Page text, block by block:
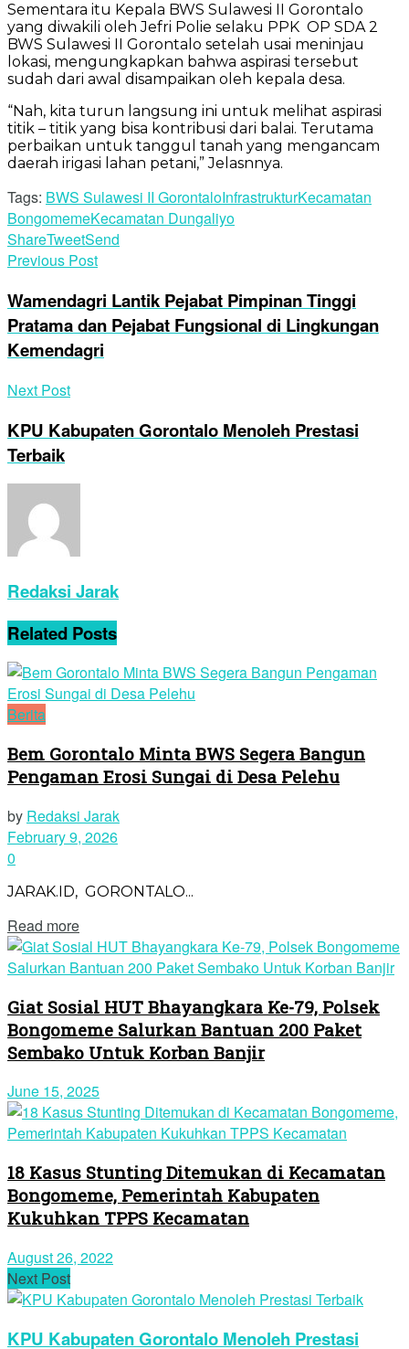
Sementara itu Kepala BWS Sulawesi II Gorontalo
yang diwakili oleh Jefri Polie selaku PPK OP SDA 2
BWS Sulawesi II Gorontalo setelah usai meninjau
lokasi, mengungkapkan bahwa aspirasi tersebut
sudah dari awal disampaikan oleh kepala desa.
“Nah, kita turun langsung ini untuk melihat aspirasi
titik – titik yang bisa kontribusi dari balai. Terutama
perbaikan untuk tanggul tanah yang mengancam
daerah irigasi lahan petani,” Jelasnnya.
Tags: BWS Sulawesi II GorontaloInfrastrukturKecamatan
BongomemeKecamatan Dungaliyo
ShareTweetSend
Previous Post
Wamendagri Lantik Pejabat Pimpinan Tinggi
Pratama dan Pejabat Fungsional di Lingkungan
Kemendagri
Next Post
KPU Kabupaten Gorontalo Menoleh Prestasi
Terbaik
Redaksi Jarak
Related Posts
Berita
Bem Gorontalo Minta BWS Segera Bangun
Pengaman Erosi Sungai di Desa Pelehu
by Redaksi Jarak
February 9, 2026
0
JARAK.ID, GORONTALO...
Read more
Giat Sosial HUT Bhayangkara Ke-79, Polsek
Bongomeme Salurkan Bantuan 200 Paket
Sembako Untuk Korban Banjir
June 15, 2025
18 Kasus Stunting Ditemukan di Kecamatan
Bongomeme, Pemerintah Kabupaten
Kukuhkan TPPS Kecamatan
August 26, 2022
Next Post
KPU Kabupaten Gorontalo Menoleh Prestasi